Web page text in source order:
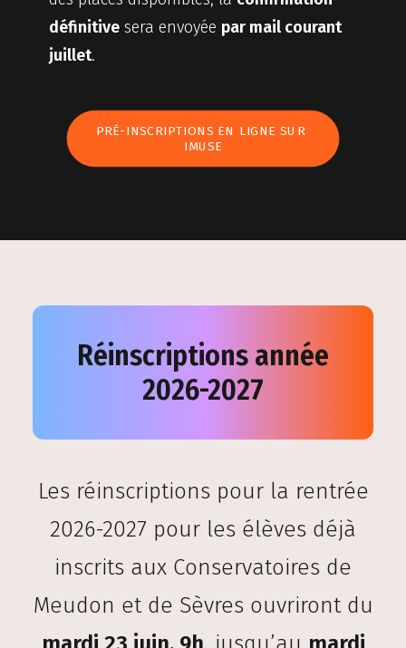
définitive sera envoyée par mail courant
juillet.
PRÉ-INSCRIPTIONS EN LIGNE SUR
IMUSE
Réinscriptions année
2026-2027
Les réinscriptions pour la rentrée
2026-2027 pour les élèves déjà
inscrits aux Conservatoires de
Meudon et de Sèvres ouvriront du